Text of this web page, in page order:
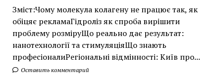
Зміст:Чому молекула колагену не працює так, як
обіцяє рекламаГідроліз як спроба вирішити
проблему розміруЩо реально дає результат:
нанотехнології та стимуляціяЩо знають
професіоналиРегіональні відмінності: Київ про...
Оставить комментарий